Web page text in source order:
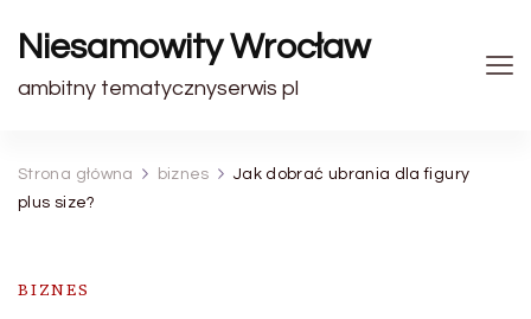
Niesamowity Wrocław
ambitny tematycznyserwis pl
Strona główna biznes
Jak dobrać ubrania dla figury
plus size?
BIZNES